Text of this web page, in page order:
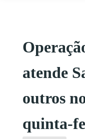
atende
outros
quinta-